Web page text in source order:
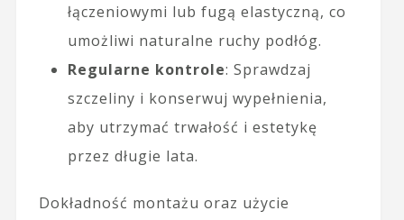
łączeniowymi lub fugą elastyczną, co
umożliwi naturalne ruchy podłóg.
Regularne kontrole: Sprawdzaj
szczeliny i konserwuj wypełnienia,
aby utrzymać trwałość i estetykę
przez długie lata.
Dokładność montażu oraz użycie